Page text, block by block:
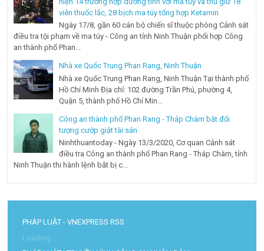
viên thuốc lắc, 28 bịch ma túy tổng hợp Ketamin
Ngày 17/8, gần 60 cán bộ chiến sĩ thuộc phòng Cảnh sát
điều tra tội phạm về ma túy - Công an tỉnh Ninh Thuận phối hợp Công
an thành phố Phan...
Nhà xe Quốc Trung Phan Rang, Ninh Thuận
Nhà xe Quốc Trung Phan Rang, Ninh Thuận Tại thành phố
Hồ Chí Minh Địa chỉ: 102 đường Trần Phú, phường 4,
Quận 5, thành phố Hồ Chí Min...
Công an thành phố Phan Rang - Tháp Chàm bắt đối
tượng cướp giật tài sản
Ninhthuantoday - Ngày 13/3/2020, Cơ quan Cảnh sát
điều tra Công an thành phố Phan Rang - Tháp Chàm, tỉnh
Ninh Thuận thi hành lệnh bắt bị c...
PHÁP LUẬT - VNEXPRESS RSS
Loading...